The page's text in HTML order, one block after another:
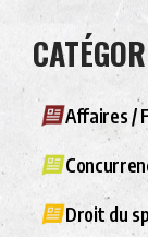
Affaires /
Droit du